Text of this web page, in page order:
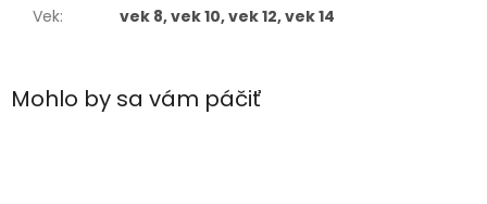
Mohlo by sa vám páčiť
Vek: vek 8, vek 10, vek 12, vek 14